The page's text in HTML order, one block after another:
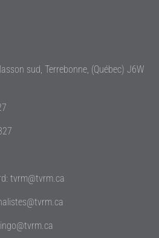
sud, Terrebonne, (Québec) J6W
tvrm@tvrm.ca